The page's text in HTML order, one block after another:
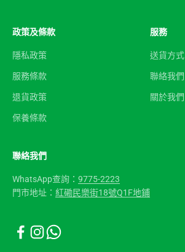
政策及條款
隱私政策
服務條款
退貨政策
保養條款
服務
送貨方式
聯絡我們
關於我們
聯絡我們
WhatsApp查詢： 9775-2223
門市地址： 紅磡民樂街18號Q1F地鋪